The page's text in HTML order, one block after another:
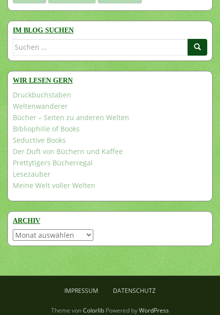
IM BLOG SUCHEN
Suchen
WIR LESEN GERN
Druckbuchstaben
Weltenwanderer
Bücher – Seiten zu anderen Welten
Bibliophilie of Books
Seductive Books
Der Duft von Büchern und Kaffee
Prettytigers Bücherregal
Lesezauber
Meine Welt voller Welten
ARCHIV
Archiv
IMPRESSUM DATENSCHUTZ
Theme vonColorlib Powered byWordPress